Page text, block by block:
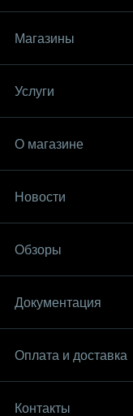
Магазины
Услуги
О магазине
Новости
Обзоры
Документация
Оплата и доставка
Контакты